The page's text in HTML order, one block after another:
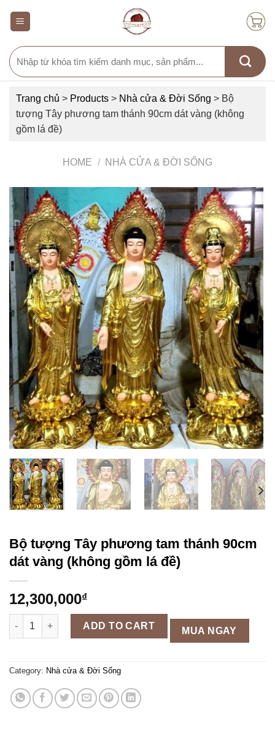
Search
for:
Trang chủ > Products > Nhà cửa & Đời Sống > Bộ
tượng Tây phương tam thánh 90cm dát vàng (không
gồm lá đề)
HOME / NHÀ CỬA & ĐỜI SỐNG
Bộ tượng Tây phương tam thánh 90cm
dát vàng (không gồm lá đề)
12,300,000₫
Bộ tượng Tây phương tam thánh 90cm dát vàng (không gồm
ADD TO CART MUA NGAY
Category: Nhà cửa & Đời Sống